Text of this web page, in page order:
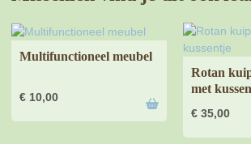
Multifunctioneel meubel
€ 10,00
Rotan
met
€ 35,00